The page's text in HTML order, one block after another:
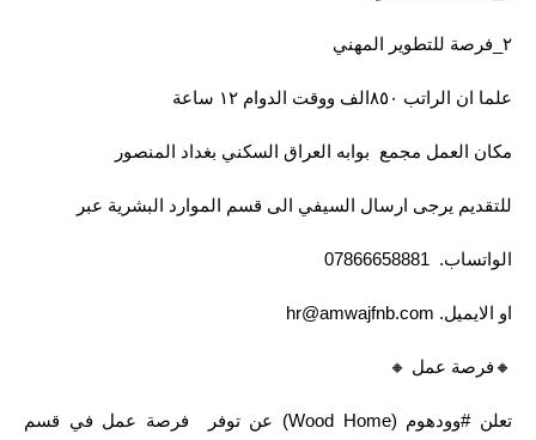
٢_فرصة للتطوير المهني
علما ان الراتب ٨٥٠الف ووقت الدوام ١٢ ساعة
مكان العمل مجمع بوابه العراق السكني بغداد المنصور
للتقديم يرجى ارسال السيفي الى قسم الموارد البشرية عبر
الواتساب. 07866658881
او الايميل. hr@amwajfnb.com
🔸️فرصة عمل 🔸️
تعلن #وودهوم (Wood Home) عن توفر فرصة عمل في قسم